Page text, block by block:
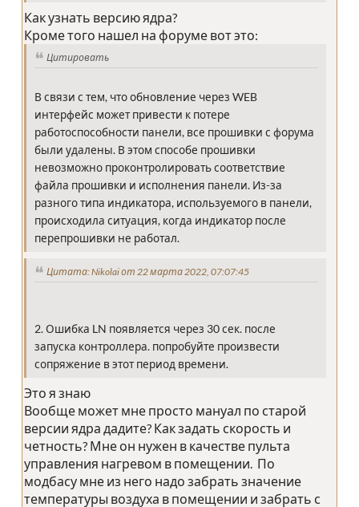
Как узнать версию ядра?
Кроме того нашел на форуме вот это:
Цитировать
В связи с тем, что обновление через WEB
интерфейс может привести к потере
работоспособности панели, все прошивки с форума
были удалены. В этом способе прошивки
невозможно проконтролировать соответствие
файла прошивки и исполнения панели. Из-за
разного типа индикатора, используемого в панели,
происходила ситуация, когда индикатор после
перепрошивки не работал.
Цитата: Nikolai от 22 марта 2022, 07:07:45
2. Ошибка LN появляется через 30 сек. после
запуска контроллера. попробуйте произвести
сопряжение в этот период времени.
Это я знаю
Вообще может мне просто мануал по старой
версии ядра дадите? Как задать скорость и
четность? Мне он нужен в качестве пульта
управления нагревом в помещении. По
модбасу мне из него надо забрать значение
температуры воздуха в помещении и забрать с